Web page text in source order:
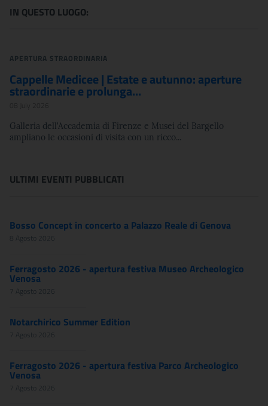
IN QUESTO LUOGO:
APERTURA STRAORDINARIA
Cappelle Medicee | Estate e autunno: aperture
straordinarie e prolunga...
Galleria dell'Accademia di Firenze e Musei del Bargello
ampliano le occasioni di visita con un ricco...
ULTIMI EVENTI PUBBLICATI
Bosso Concept in concerto a Palazzo Reale di Genova
8 Agosto 2026
Ferragosto 2026 - apertura festiva Museo Archeologico
Venosa
7 Agosto 2026
Notarchirico Summer Edition
7 Agosto 2026
Ferragosto 2026 - apertura festiva Parco Archeologico
Venosa
7 Agosto 2026